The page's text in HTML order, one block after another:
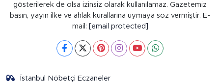
gösterilerek de olsa izinsiz olarak kullanılamaz. Gazetemiz
basın, yayın ilke ve ahlak kurallarına uymaya söz vermiştir. E-
mail: [email protected]
İstanbul Nöbetçi Eczaneler